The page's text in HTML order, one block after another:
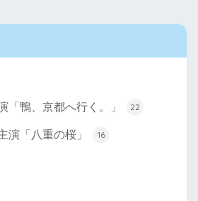
「鴨、京都へ行く。」 22
演「八重の桜」 16